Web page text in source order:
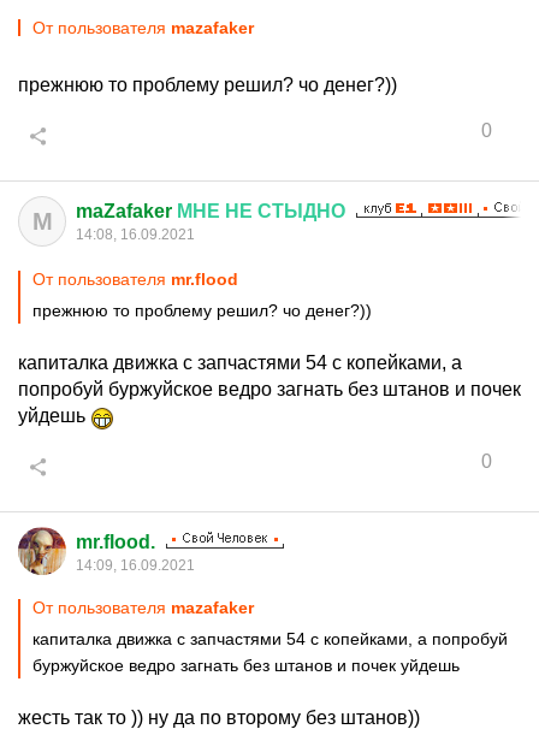
От пользователя mazafaker
прежнюю то проблему решил? чо денег?))
0
M maZafaker МНЕ НЕ СТЫДНО
14:08, 16.09.2021
От пользователя mr.flood
прежнюю то проблему решил? чо денег?))
капиталка движка с запчастями 54 с копейками, а
попробуй буржуйское ведро загнать без штанов и почек
уйдешь
0
mr.flood.
14:09, 16.09.2021
От пользователя mazafaker
капиталка движка с запчастями 54 с копейками, а попробуй
буржуйское ведро загнать без штанов и почек уйдешь
жесть так то )) ну да по второму без штанов))